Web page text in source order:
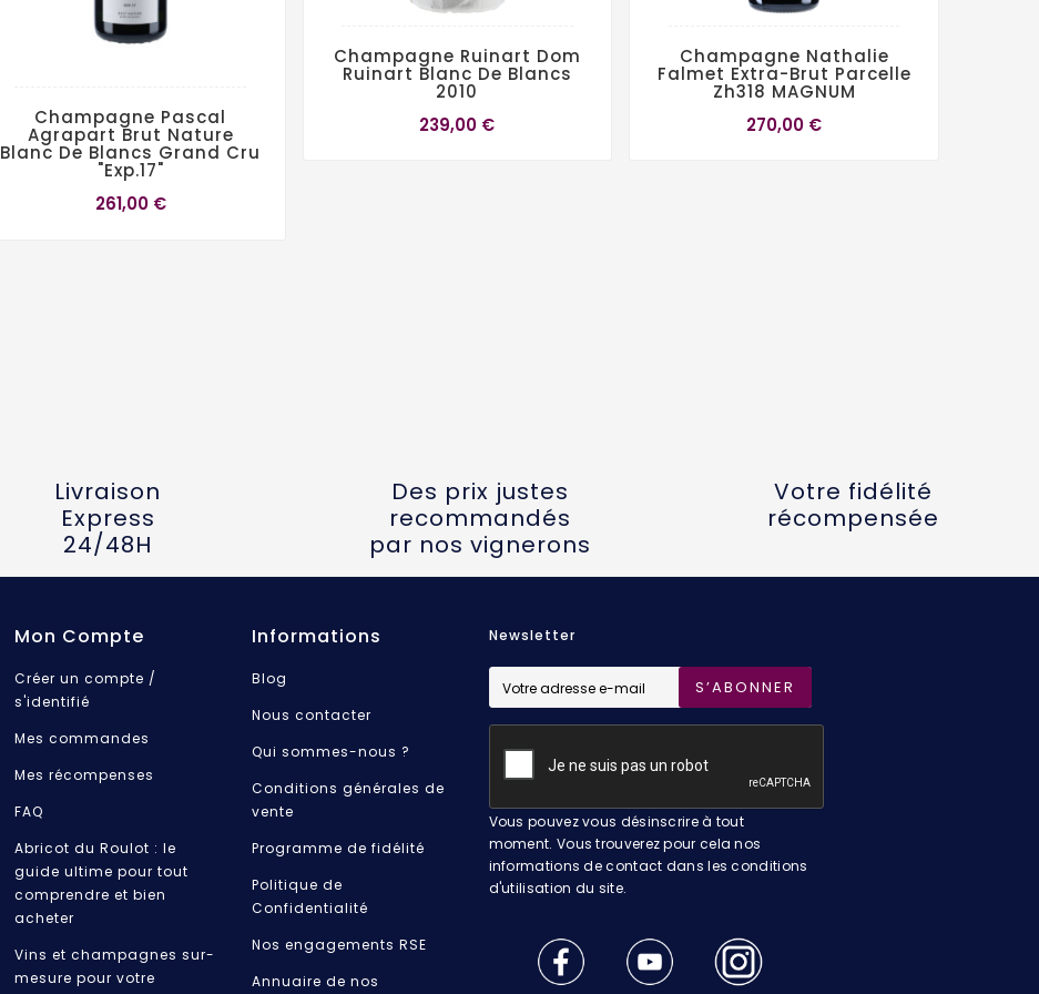
Champagne Pascal
Agrapart Brut Nature
Blanc De Blancs Grand Cru
"Exp.17"
261,00 €
Champagne Ruinart Dom
Ruinart Blanc De Blancs
2010
239,00 €
Champagne Nathalie
Falmet Extra-Brut Parcelle
Zh318 MAGNUM
270,00 €
Livraison
Express
24/48H
Des prix justes
recommandés
par nos vignerons
Votre fidélité
récompensée
Mon Compte
Créer un compte /
s'identifié
Mes commandes
Mes récompenses
FAQ
Abricot du Roulot : le
guide ultime pour tout
comprendre et bien
acheter
Vins et champagnes sur-
mesure pour votre
Informations
Blog
Nous contacter
Qui sommes-nous ?
Conditions générales de
vente
Programme de fidélité
Politique de
Confidentialité
Nos engagements RSE
Annuaire de nos
Newsletter
S’ABONNER
Vous pouvez vous désinscrire à tout
moment. Vous trouverez pour cela nos
informations de contact dans les conditions
d'utilisation du site.